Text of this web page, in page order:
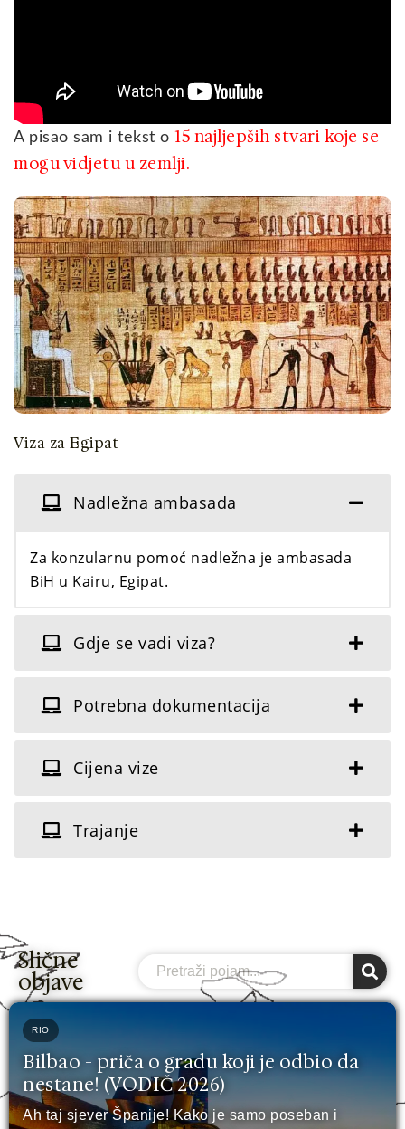
A pisao sam i tekst o 15 najljepših stvari koje se
mogu vidjetu u zemlji.
Viza za Egipat
Nadležna ambasada
Za konzularnu pomoć nadležna je ambasada
BiH u Kairu, Egipat.
Gdje se vadi viza?
Potrebna dokumentacija
Cijena vize
Trajanje
Slične
objave
Search
RIO
Bilbao - priča o gradu koji je odbio da
nestane! (VODIČ 2026)
Ah taj sjever Španije! Kako je samo poseban i